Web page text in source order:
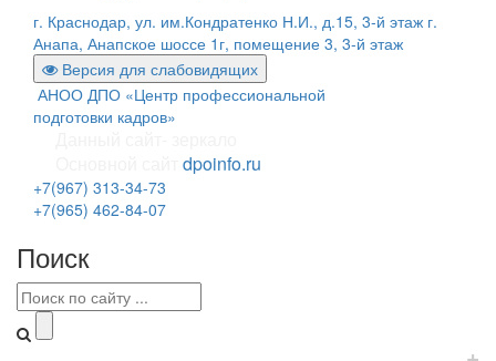
г. Краснодар, ул. им.Кондратенко Н.И., д.15, 3-й этаж г.
Анапа, Анапское шоссе 1г, помещение 3, 3-й этаж
Версия для слабовидящих
АНОО ДПО «Центр профессиональной
подготовки кадров»
dpoinfo.ru
+7(967) 313-34-73
+7(965) 462-84-07
Поиск